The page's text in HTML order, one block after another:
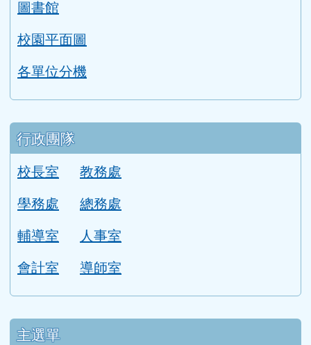
圖書館
校園平面圖
各單位分機
行政團隊
校長室
教務處
學務處
總務處
輔導室
人事室
會計室
導師室
主選單